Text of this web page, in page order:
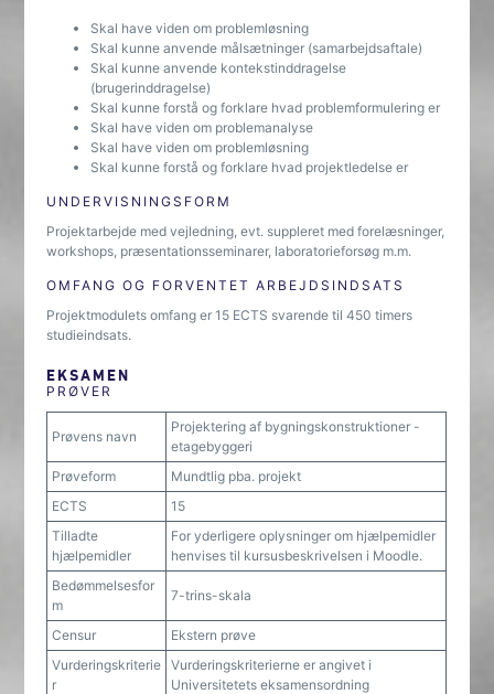
Skal have viden om problemløsning
Skal kunne anvende målsætninger (samarbejdsaftale)
Skal kunne anvende kontekstinddragelse
(brugerinddragelse)
Skal kunne forstå og forklare hvad problemformulering er
Skal have viden om problemanalyse
Skal have viden om problemløsning
Skal kunne forstå og forklare hvad projektledelse er
UNDERVISNINGSFORM
Projektarbejde med vejledning, evt. suppleret med forelæsninger,
workshops, præsentationsseminarer, laboratorieforsøg m.m.
OMFANG OG FORVENTET ARBEJDSINDSATS
Projektmodulets omfang er 15 ECTS svarende til 450 timers
studieindsats.
EKSAMEN
PRØVER
Prøvens navn
Projektering af bygningskonstruktioner -
etagebyggeri
Prøveform
Mundtlig pba. projekt
ECTS
15
Tilladte
hjælpemidler
For yderligere oplysninger om hjælpemidler
henvises til kursusbeskrivelsen i Moodle.
Bedømmelsesfor
m
7-trins-skala
Censur
Ekstern prøve
Vurderingskriterie
r
Vurderingskriterierne er angivet i
Universitetets eksamensordning